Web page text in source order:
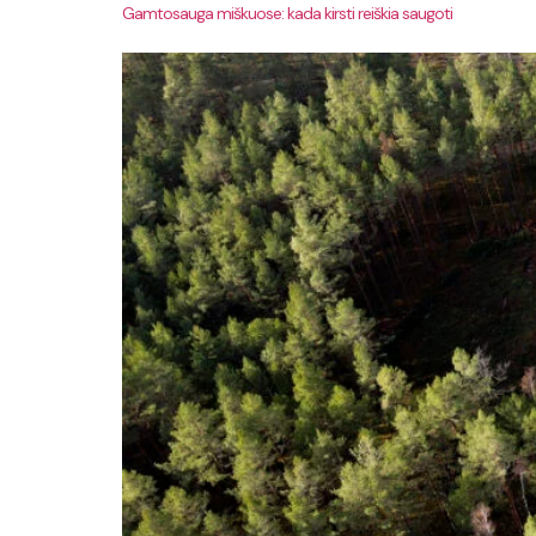
Gamtosauga miškuose: kada kirsti reiškia saugoti